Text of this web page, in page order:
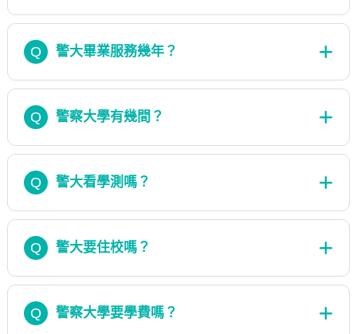
Q 警大畢業服務幾年？
Q 警察大學有幾間？
Q 警大看學測嗎？
Q 警大要住校嗎？
Q 警察大學要學費嗎？